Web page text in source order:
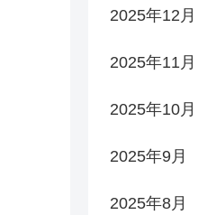
2025年12月
2025年11月
2025年10月
2025年9月
2025年8月